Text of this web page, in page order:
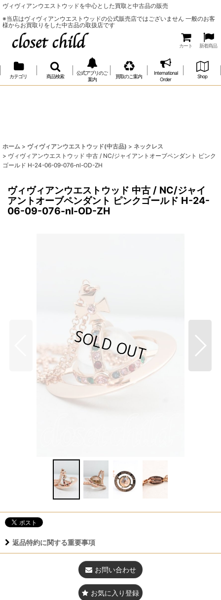
ヴィヴィアンウエストウッドを中心とした買取と中古品の販売
※当店はヴィヴィアンウエストウッドの公式販売店ではございません 一般のお客
様からお買取りをした中古品の取扱店です
カート 新着商品
カテゴリ 商品検索
公式アプリのご
案内
買取のご案内
International
Order
Shop
ホーム > ヴィヴィアンウエストウッド(中古品) > ネックレス
> ヴィヴィアンウエストウッド 中古 / NC/ジャイアントオーブペンダント ピンク
ゴールド H-24-06-09-076-nl-OD-ZH
ヴィヴィアンウエストウッド 中古 / NC/ジャイ
アントオーブペンダント ピンクゴールド H-24-
06-09-076-nl-OD-ZH
返品特約に関する重要事項
お問い合わせ
お気に入り登録